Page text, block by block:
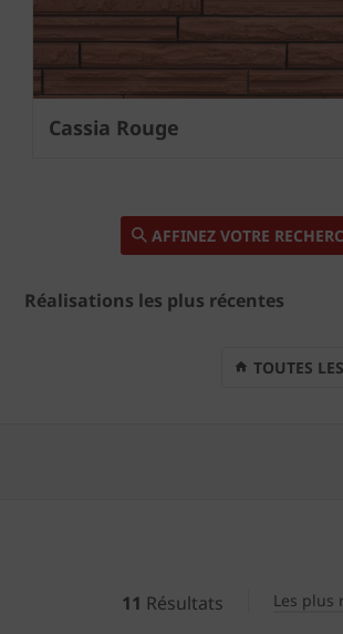
Cassia Rouge
AFFINEZ VOTRE
Réalisations les plus récentes
TOUTES
11 Résultats Les plus